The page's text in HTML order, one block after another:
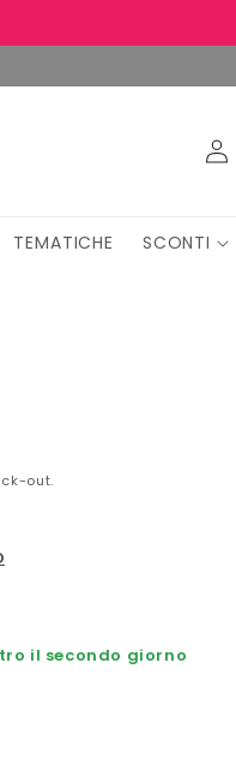
Accedi
TEMATICHE SCONTI
out.
il secondo giorno